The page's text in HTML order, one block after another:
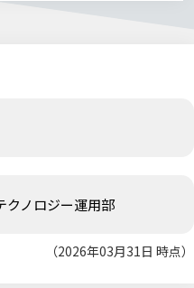
クノロジー運用部
（2026年03月31日 時点）